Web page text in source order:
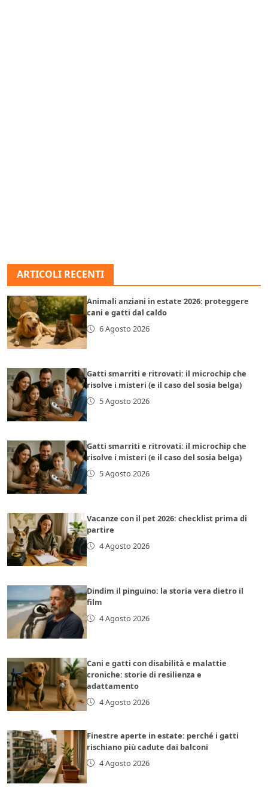
ARTICOLI RECENTI
Animali anziani in estate 2026: proteggere
cani e gatti dal caldo
6 Agosto 2026
Gatti smarriti e ritrovati: il microchip che
risolve i misteri (e il caso del sosia belga)
5 Agosto 2026
Gatti smarriti e ritrovati: il microchip che
risolve i misteri (e il caso del sosia belga)
5 Agosto 2026
Vacanze con il pet 2026: checklist prima di
partire
4 Agosto 2026
Dindim il pinguino: la storia vera dietro il
film
4 Agosto 2026
Cani e gatti con disabilità e malattie
croniche: storie di resilienza e
adattamento
4 Agosto 2026
Finestre aperte in estate: perché i gatti
rischiano più cadute dai balconi
4 Agosto 2026